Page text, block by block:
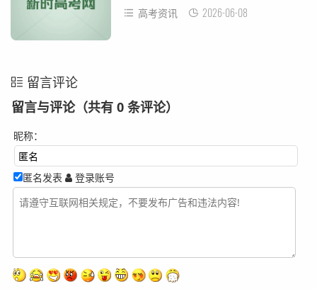
高考资讯 2026-06-08
留言评论
留言与评论（共有 0 条评论）
昵称：
匿名发表 登录账号